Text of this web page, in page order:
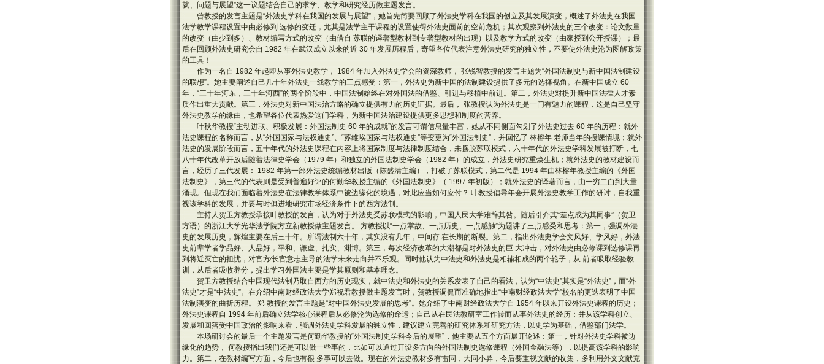
就、问题与展望”这一议题结合自己的求学、教学和研究经历做主题发言。
曾教授的发言主题是“外法史学科在我国的发展与展望”，她首先简要回顾了外法史学科在我国的创立及其发展演变，概述了外法史在我国
法学教学课程设置中由必修到 选修的变迁，尤其是法学主干课程的设置使得外法史面前的空前危机；其次观察到外法史的三个改变：论文数量
的改变（由少到多）、教材编写方式的改变（由借自 苏联的译著型教材到专著型教材的出现）以及教学方式的改变（由家授到公开授课）；最
后在回顾外法史研究会自 1982 年在武汉成立以来的近 30 年发展历程后，寄望各位代表注意外法史研究的独立性，不要使外法史沦为图解政策
的工具！
作为一名自 1982 年起即从事外法史教学， 1984 年加入外法史学会的资深教师， 张锐智教授的发言主题为“外国法制史与新中国法制建设
的联想”。她主要阐述自己几十年外法史一线教学的三点感受：第一，外法史为新中国的法制建设提供了多元的选择视角。在新中国成立 60
年，“三十年河东，三十年河西”的两个阶段中，中国法制始终在对外国法的借鉴、引进与移植中前进。第二，外法史对提升新中国法律人才素
质作出重大贡献。第三，外法史对新中国法治方略的确立提供有力的历史证据。最后， 张教授认为外法史是一门有魅力的课程，这是自己坚守
外法史教学的缘由，也希望各位代表热爱这门学科，为新中国法治建设提供更多思想和制度的营养。
叶秋华教授“主动进取、积极发展：外国法制史 60 年的成就”的发言可谓信息量丰富，她从不同侧面勾划了外法史过去 60 年的历程：就外
法史课程的名称而言，从“外国国家与法权通史”、“苏维埃国家与法权通史”等变更为“外国法制史”，并回忆了 林榕年 老师当年的授课情境；就外
法史的发展阶段而言，五十年代的外法史课程在内容上将国家制度与法律制度结合，未摆脱苏联模式，六十年代的外法史学科发展被打断，七
八十年代改革开放后随着法律史学会（1979 年）和独立的外国法制史学会（1982 年）的成立，外法史研究重焕生机；就外法史的教材建设而
言，经历了三代发展： 1982 年第一部外法史统编教材出版（陈盛清主编），打破了苏联模式，第二代是 1994 年由林榕年教授主编的《外国
法制史》，第三代的代表则是受到普遍好评的何勤华教授主编的《外国法制史》（ 1997 年初版）；就外法史的译著而言，由一穷二白到大量
涌现。但现在我们面临着外法史在法律教学体系中被边缘化的境遇，对此应当如何应付？ 叶教授倡导年会开展外法史教学工作的研讨，自我重
视该学科的发展，并要与时俱进地研究市场经济条件下的西方法制。
主持人贺卫方教授承接叶教授的发言，认为对于外法史受苏联模式的影响，中国人民大学难辞其咎。随后引介其“差点成为其同事”（贺卫
方语）的浙江大学光华法学院方立新教授做主题发言。 方教授以“一点掌故、一点历史、一点感触”为题讲了三点感受和思考：第一，强调外法
史的发展历史，辉煌主要在后三十年。所谓法制六十年，其实没有几年，中间存 在长期的断裂。第二，指出外法史学会文风好、学风好，外法
史前辈学者学品好、人品好，平和、谦虚、扎实、渊博。第三，每次经济改革的大潮都是对外法史的巨 大冲击，对外法史由必修课到选修课再
到将近灭亡的担忧，对官方∕长官意志主导的法学未来走向并不乐观。同时他认为中法史和外法史是相辅相成的两个轮子，从 前者吸取经验教
训，从后者吸收养分，提出学习外国法主要是学其原则和基本理念。
贺卫方教授结合中国现代法制乃取自西方的历史现实，就中法史和外法史的关系发表了自己的看法，认为“中法史”其实是“外法史”，而“外
法史”才是“中法史”。在介绍中南财经政法大学郑祝君教授做主题发言时，贺教授调侃而准确地指出“中南财经政法大学”校名的更迭表明了中国
法制演变的曲折历程。 郑 教授的发言主题是“对中国外法史发展的思考”。她介绍了中南财经政法大学自 1954 年以来开设外法史课程的历史；
外法史课程自 1994 年前后确立法学核心课程后从必修沦为选修的命运；自己从在民法教研室工作转而从事外法史的经历；并从该学科创立、
发展和回落受中国政治的影响来看，强调外法史学科发展的独立性，建议建立完善的研究体系和研究方法，以史学为基础，借鉴部门法学。
本场研讨会的最后一个主题发言是何勤华教授的“外国法制史学科今后的展望”，他主要从五个方面展开论述：第一，针对外法史学科被边
缘化的趋势， 何教授指出我们还是可以做一些事的，比如可以通过开设多方向的外国法制史选修课程（外国金融法等），以提高该学科的影响
力。第二，在教材编写方面，今后也有很 多事可以去做。现在的外法史教材多有雷同，大同小异，今后要重视文献的收集，多利用外文文献充